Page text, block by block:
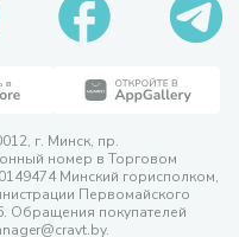
г. Минск, пр.
номер в Торговом
Минский горисполком,
Первомайского
Обращения покупателей